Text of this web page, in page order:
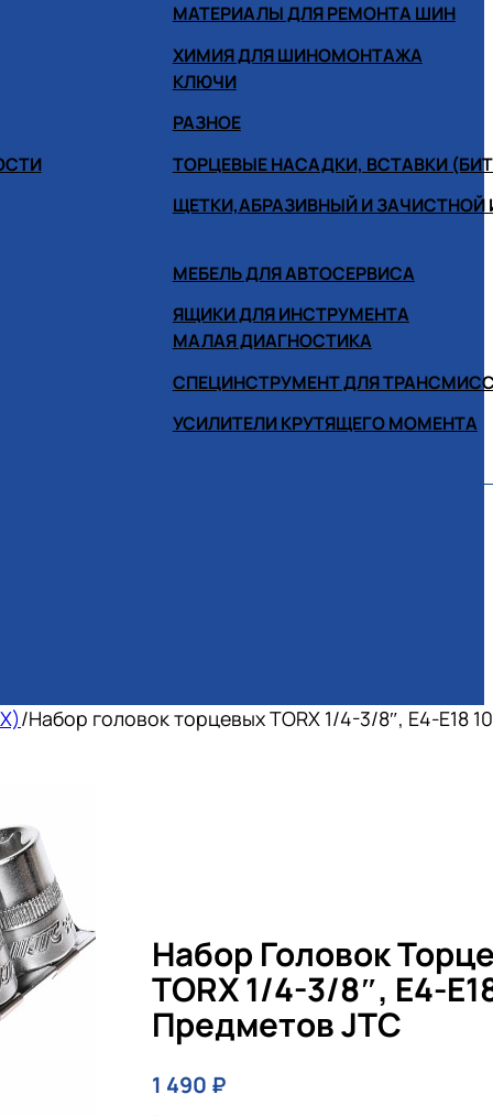
МАТЕРИАЛЫ ДЛЯ РЕМОНТА ШИН
ХИМИЯ ДЛЯ ШИНОМОНТАЖА
КЛЮЧИ
РАЗНОЕ
ТОРЦЕВЫЕ НАСАДКИ, ВСТАВКИ
ЩЕТКИ,АБРАЗИВНЫЙ И ЗАЧИСТНОЙ
МЕБЕЛЬ ДЛЯ АВТОСЕРВИСА
ЯЩИКИ ДЛЯ ИНСТРУМЕНТА
МАЛАЯ ДИАГНОСТИКА
СПЕЦИНСТРУМЕНТ ДЛЯ
УСИЛИТЕЛИ КРУТЯЩЕГО МОМЕНТА
/Набор головок торцевых TORX 1/4-3/8″, E4-E18
Набор Головок
TORX 1/4-3/8″, E4-
Предметов JTC
1 490 ₽